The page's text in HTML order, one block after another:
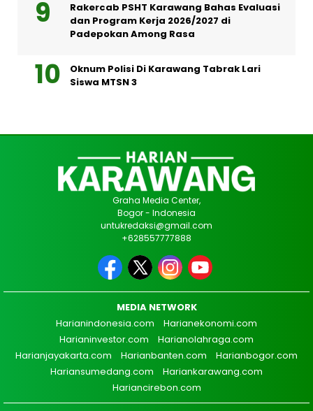
Rakercab PSHT Karawang Bahas Evaluasi
dan Program Kerja 2026/2027 di
Padepokan Among Rasa
Oknum Polisi Di Karawang Tabrak Lari
Siswa MTSN 3
Graha Media Center,
Bogor - Indonesia
untukredaksi@gmail.com
+628557777888
MEDIA NETWORK
Harianindonesia.com
Harianekonomi.com
Harianinvestor.com
Harianolahraga.com
Harianjayakarta.com
Harianbanten.com
Harianbogor.com
Hariansumedang.com
Hariankarawang.com
Hariancirebon.com